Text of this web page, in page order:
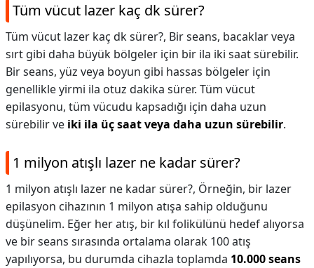
Tüm vücut lazer kaç dk sürer?
Tüm vücut lazer kaç dk sürer?, Bir seans, bacaklar veya
sırt gibi daha büyük bölgeler için bir ila iki saat sürebilir.
Bir seans, yüz veya boyun gibi hassas bölgeler için
genellikle yirmi ila otuz dakika sürer. Tüm vücut
epilasyonu, tüm vücudu kapsadığı için daha uzun
sürebilir ve iki ila üç saat veya daha uzun sürebilir.
1 milyon atışlı lazer ne kadar sürer?
1 milyon atışlı lazer ne kadar sürer?, Örneğin, bir lazer
epilasyon cihazının 1 milyon atışa sahip olduğunu
düşünelim. Eğer her atış, bir kıl folikülünü hedef alıyorsa
ve bir seans sırasında ortalama olarak 100 atış
yapılıyorsa, bu durumda cihazla toplamda 10.000 seans